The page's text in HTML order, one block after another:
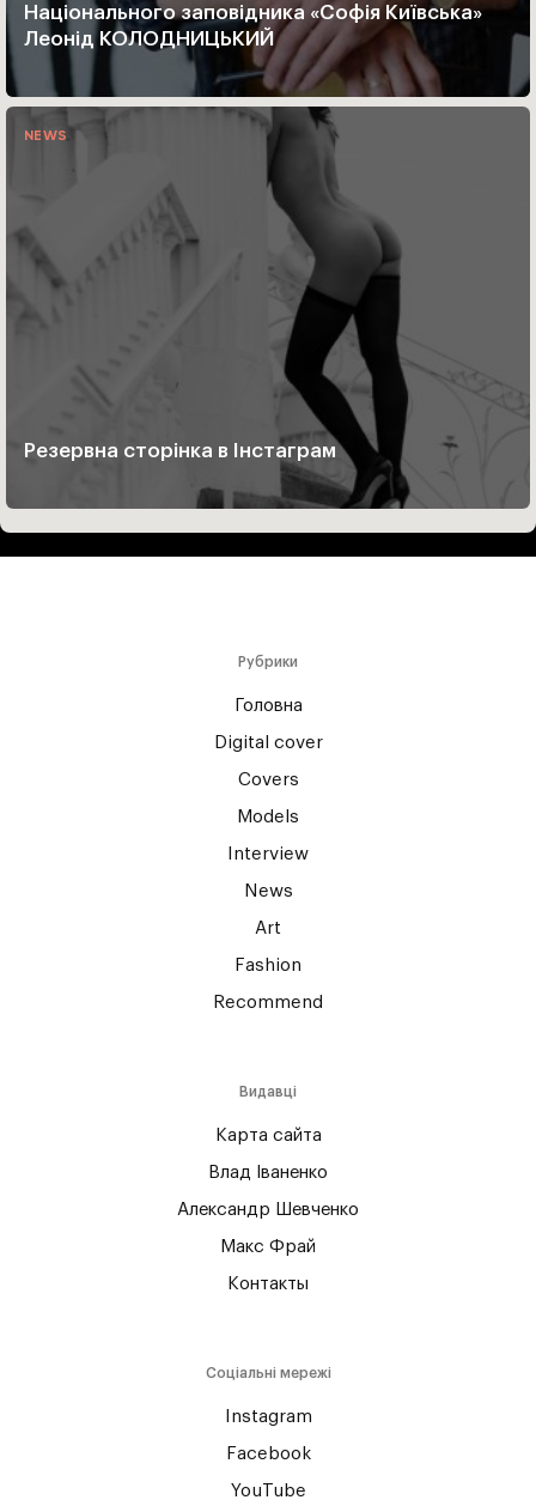
Національного заповідника «Софія Київська»
Леонід КОЛОДНИЦЬКИЙ
NEWS
Резервна сторінка в Інстаграм
Рубрики
Головна
Digital cover
Covers
Models
Interview
News
Art
Fashion
Recommend
Видавці
Карта сайта
Влад Іваненко
Александр Шевченко
Макс Фрай
Контакты
Соціальні мережі
Instagram
Facebook
YouTube